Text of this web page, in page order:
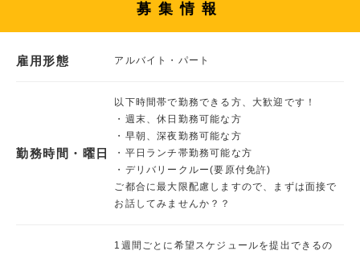
募集情報
雇用形態 アルバイト・パート
勤務時間・曜日
以下時間帯で勤務できる方、大歓迎です！
・週末、休日勤務可能な方
・早朝、深夜勤務可能な方
・平日ランチ帯勤務可能な方
・デリバリークルー(要原付免許)
ご都合に最大限配慮しますので、まずは面接で
お話してみませんか？？
1週間ごとに希望スケジュールを提出できるの